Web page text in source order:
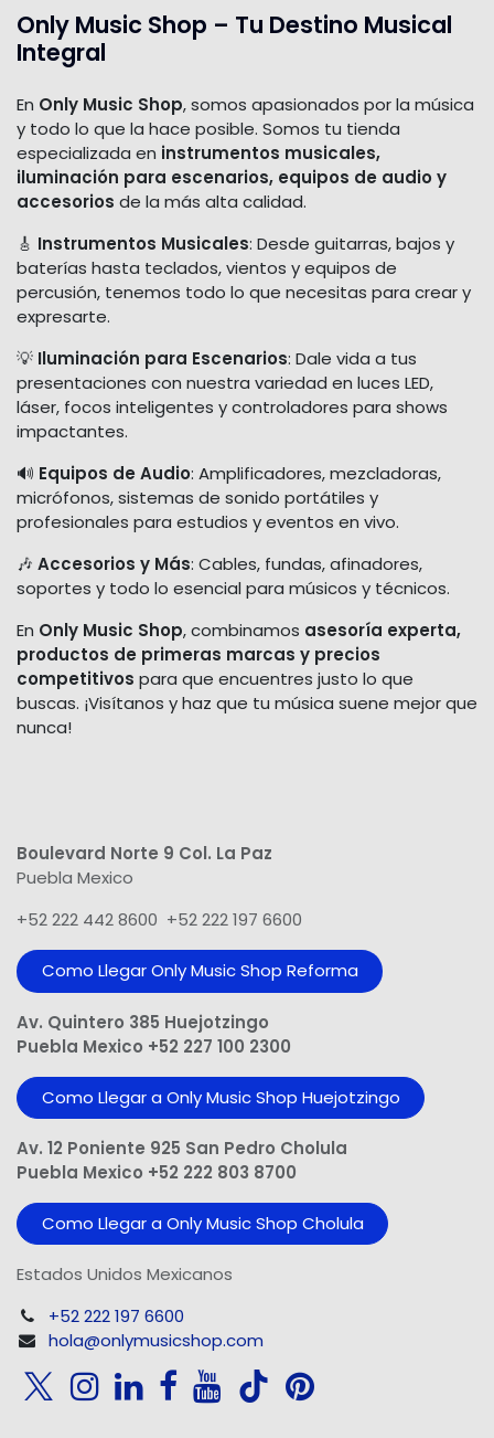
Only Music Shop – Tu Destino Musical
Integral
En Only Music Shop, somos apasionados por la música
y todo lo que la hace posible. Somos tu tienda
especializada en instrumentos musicales,
iluminación para escenarios, equipos de audio y
accesorios de la más alta calidad.
🎸 Instrumentos Musicales: Desde guitarras, bajos y
baterías hasta teclados, vientos y equipos de
percusión, tenemos todo lo que necesitas para crear y
expresarte.
💡 Iluminación para Escenarios: Dale vida a tus
presentaciones con nuestra variedad en luces LED,
láser, focos inteligentes y controladores para shows
impactantes.
🔊 Equipos de Audio: Amplificadores, mezcladoras,
micrófonos, sistemas de sonido portátiles y
profesionales para estudios y eventos en vivo.
🎶 Accesorios y Más: Cables, fundas, afinadores,
soportes y todo lo esencial para músicos y técnicos.
En Only Music Shop, combinamos asesoría experta,
productos de primeras marcas y precios
competitivos para que encuentres justo lo que
buscas. ¡Visítanos y haz que tu música suene mejor que
nunca!
Boulevard Norte 9 Col. La Paz
Puebla Mexico
+52 222 442 8600 +52 222 197 6600
Como Llegar Only Music Shop​ Reforma
Av. Quintero 385 Huejotzingo
Puebla Mexico +52 227 100 2300
Como Llegar a Only Music Shop Huejotzingo
Av. 12 Poniente 925 San Pedro Cholula
Puebla Mexico +52 222 803 8700
Como Llegar a Only Music Shop Cholula
Estados Unidos Mexicanos
+52 222 197 6600
hola@onlymusicshop.com